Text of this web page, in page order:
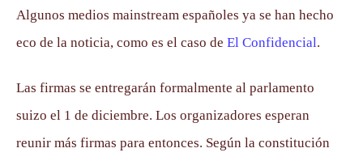
Algunos medios mainstream españoles ya se han hecho
eco de la noticia, como es el caso de El Confidencial.
Las firmas se entregarán formalmente al parlamento
suizo el 1 de diciembre. Los organizadores esperan
reunir más firmas para entonces. Según la constitución